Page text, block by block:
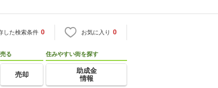
した検索条件 0 お気に入り 0
売る
売却
住みやすい街を探す
助成金
情報